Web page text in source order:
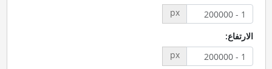
px
الارتفاع:
px